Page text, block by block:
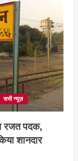
सभी न्यूज़
रजत पदक,
शानदार